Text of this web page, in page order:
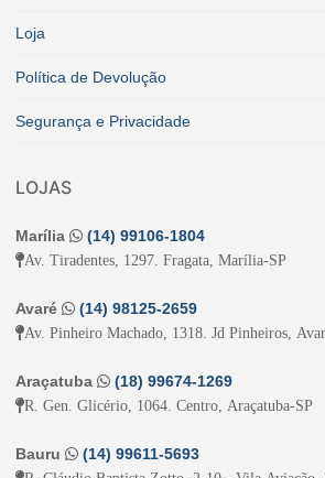
Loja
Política de Devolução
Segurança e Privacidade
LOJAS
Marília (14) 99106-1804
Av. Tiradentes, 1297. Fragata, Marília-SP
Avaré (14) 98125-2659
Av. Pinheiro Machado, 1318. Jd Pinheiros,
Araçatuba (18) 99674-1269
R. Gen. Glicério, 1064. Centro, Araçatuba-SP
Bauru (14) 99611-5693